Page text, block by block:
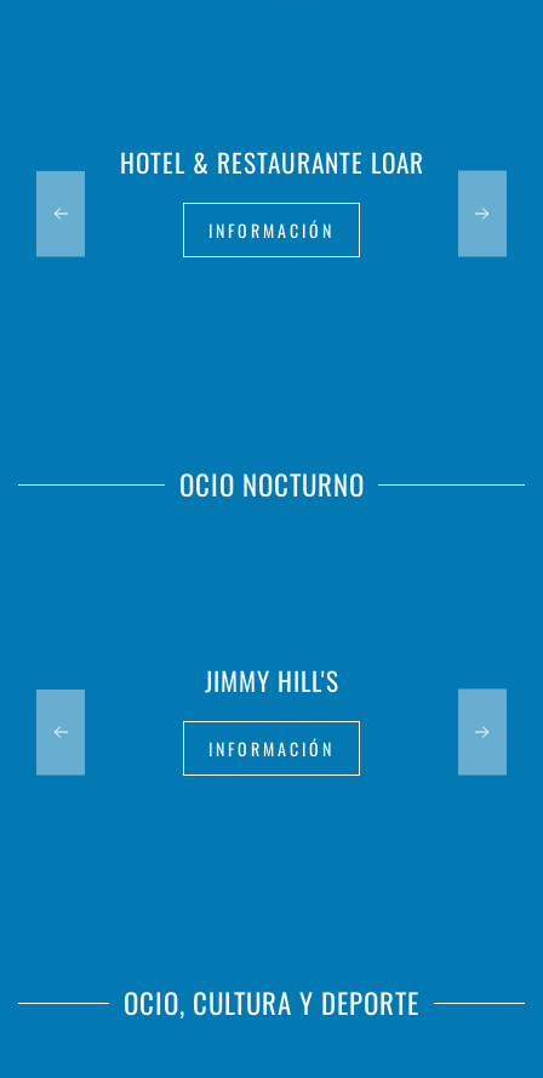
HOTEL & RESTAURANTE LOAR
INFORMACIÓN
OCIO NOCTURNO
JIMMY HILL'S
INFORMACIÓN
OCIO, CULTURA Y DEPORTE